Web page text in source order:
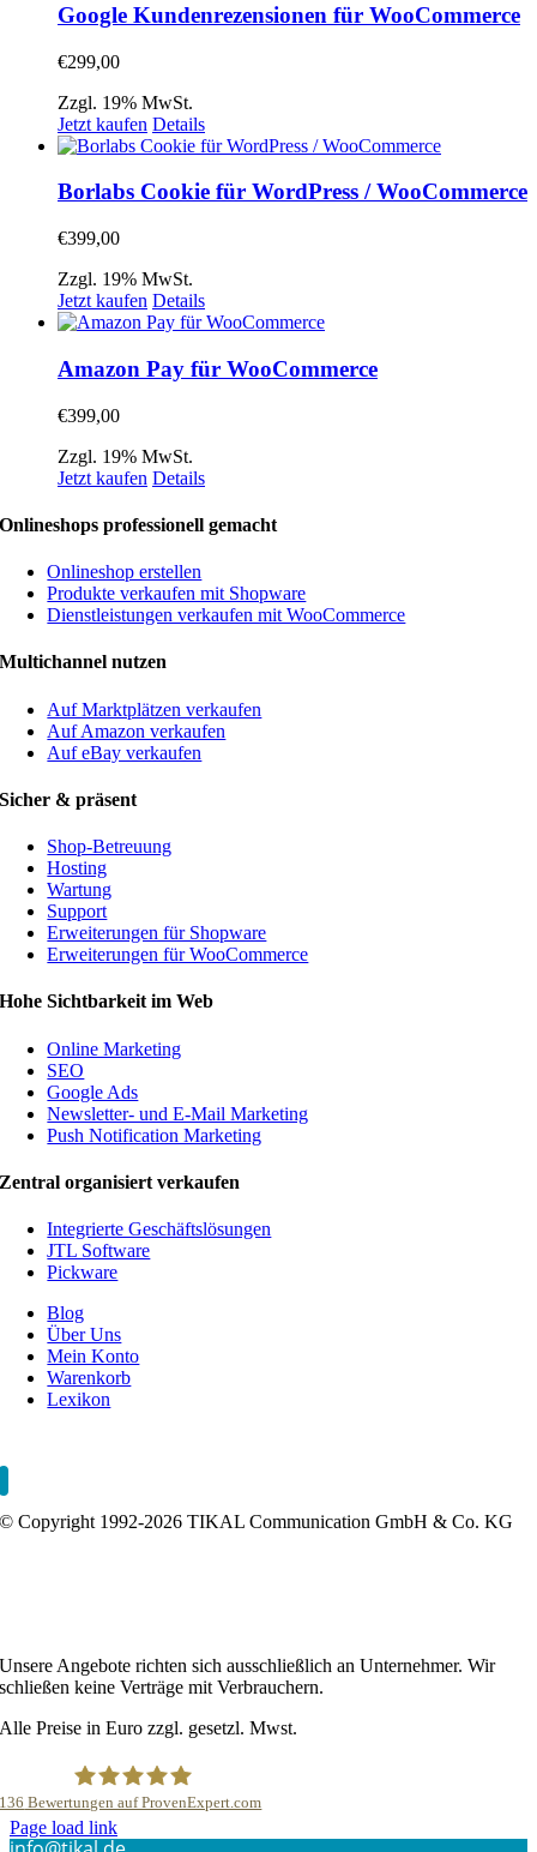
Google Kundenrezensionen für WooCommerce
€299,00
Zzgl. 19% MwSt.
Jetzt kaufen Details
Borlabs Cookie für WordPress / WooCommerce
€399,00
Zzgl. 19% MwSt.
Jetzt kaufen Details
Amazon Pay für WooCommerce
€399,00
Zzgl. 19% MwSt.
Jetzt kaufen Details
Onlineshops professionell gemacht
Onlineshop erstellen
Produkte verkaufen mit Shopware
Dienstleistungen verkaufen mit WooCommerce
Multichannel nutzen
Auf Marktplätzen verkaufen
Auf Amazon verkaufen
Auf eBay verkaufen
Sicher & präsent
Shop-Betreuung
Hosting
Wartung
Support
Erweiterungen für Shopware
Erweiterungen für WooCommerce
Hohe Sichtbarkeit im Web
Online Marketing
SEO
Google Ads
Newsletter- und E-Mail Marketing
Push Notification Marketing
Zentral organisiert verkaufen
Integrierte Geschäftslösungen
JTL Software
Pickware
Blog
Über Uns
Mein Konto
Warenkorb
Lexikon
© Copyright 1992-2026 TIKAL Communication GmbH & Co. KG
Unsere Angebote richten sich ausschließlich an Unternehmer. Wir
schließen keine Verträge mit Verbrauchern.
Alle Preise in Euro zzgl. gesetzl. Mwst.
136 Bewertungen auf ProvenExpert.com
Page load link